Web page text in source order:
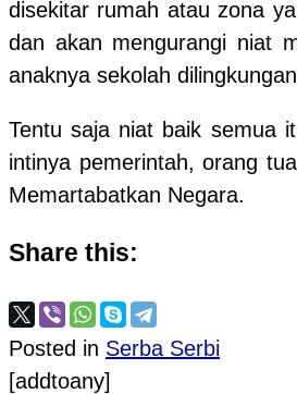
disekitar rumah atau zona
dan akan mengurangi niat
anaknya sekolah
Tentu saja niat baik semua
intinya pemerintah, orang
Memartabatkan Negara.
Share this:
Posted in Serba Serbi
[addtoany]